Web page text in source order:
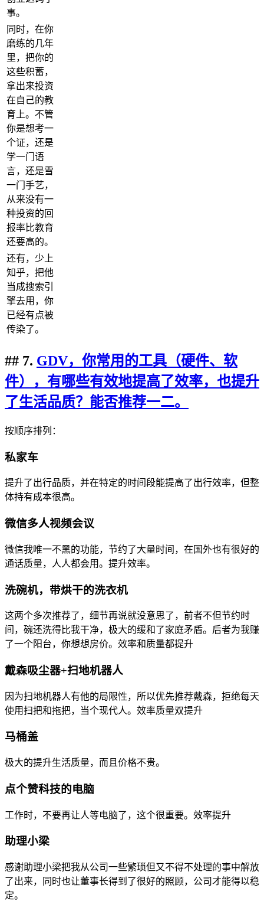
事。
同时，在你
磨练的几年
里，把你的
这些积蓄，
拿出来投资
在自己的教
育上。不管
你是想考一
个证，还是
学一门语
言，还是雪
一门手艺，
从来没有一
种投资的回
报率比教育
还要高的。
还有，少上
知乎，把他
当成搜索引
擎去用，你
已经有点被
传染了。
## 7. GDV，你常用的工具（硬件、软
件），有哪些有效地提高了效率，也提升
了生活品质？能否推荐一二。
按顺序排列：
私家车
提升了出行品质，并在特定的时间段能提高了出行效率，但整
体持有成本很高。
微信多人视频会议
微信我唯一不黑的功能，节约了大量时间，在国外也有很好的
通话质量，人人都会用。提升效率。
洗碗机，带烘干的洗衣机
这两个多次推荐了，细节再说就没意思了，前者不但节约时
间，碗还洗得比我干净，极大的缓和了家庭矛盾。后者为我赚
了一个阳台，你想想房价。效率和质量都提升
戴森吸尘器+扫地机器人
因为扫地机器人有他的局限性，所以优先推荐戴森，拒绝每天
使用扫把和拖把，当个现代人。效率质量双提升
马桶盖
极大的提升生活质量，而且价格不贵。
点个赞科技的电脑
工作时，不要再让人等电脑了，这个很重要。效率提升
助理小梁
感谢助理小梁把我从公司一些繁琐但又不得不处理的事中解放
了出来，同时也让董事长得到了很好的照顾，公司才能得以稳
定。